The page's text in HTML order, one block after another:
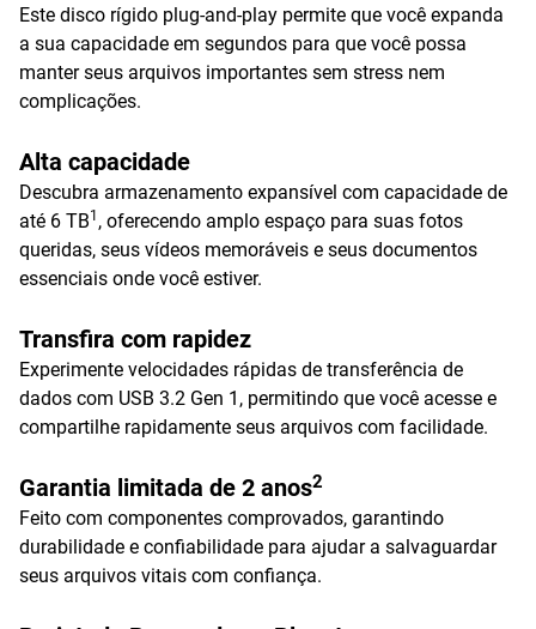
Este disco rígido plug-and-play permite que você expanda
a sua capacidade em segundos para que você possa
manter seus arquivos importantes sem stress nem
complicações.
Alta capacidade
Descubra armazenamento expansível com capacidade de
até 6 TB1 , oferecendo amplo espaço para suas fotos
queridas, seus vídeos memoráveis e seus documentos
essenciais onde você estiver.
Transfira com rapidez
Experimente velocidades rápidas de transferência de
dados com USB 3.2 Gen 1, permitindo que você acesse e
compartilhe rapidamente seus arquivos com facilidade.
Garantia limitada de 2 anos2
Feito com componentes comprovados, garantindo
durabilidade e confiabilidade para ajudar a salvaguardar
seus arquivos vitais com confiança.